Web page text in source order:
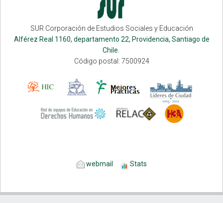
SUR Corporación de Estudios Sociales y Educación
Alférez Real 1160, departamento 22, Providencia, Santiago de
Chile.
Código postal: 7500924
webmail Stats